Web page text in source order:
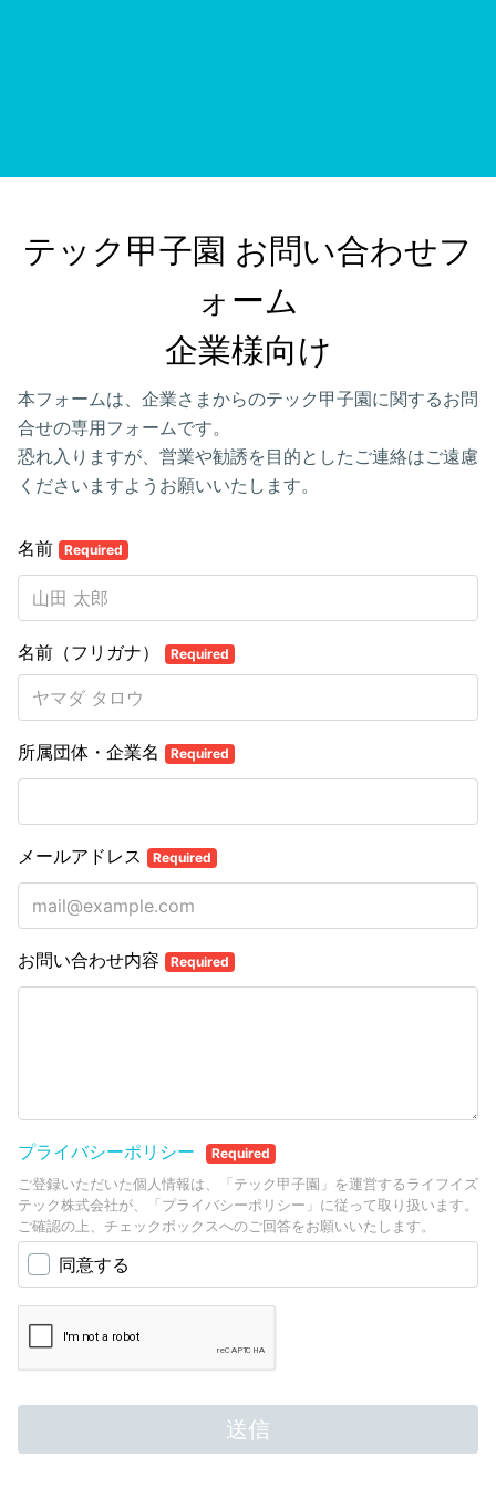
テック甲子園 お問い合わせフ
ォーム
企業様向け
本フォームは、企業さまからのテック甲子園に関するお問
合せの専用フォームです。
恐れ入りますが、営業や勧誘を目的としたご連絡はご遠慮
くださいますようお願いいたします。
名前 Required
名前（フリガナ） Required
所属団体・企業名 Required
メールアドレス Required
お問い合わせ内容 Required
プライバシーポリシー Required
ご登録いただいた個人情報は、「テック甲子園」を運営するライフイズ
テック株式会社が、「プライバシーポリシー」に従って取り扱います。
ご確認の上、チェックボックスへのご回答をお願いいたします。
同意する
送信